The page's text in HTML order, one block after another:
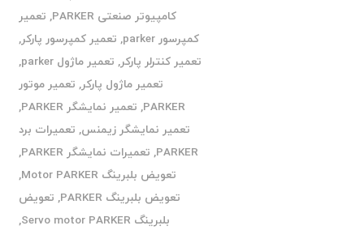
کامپیوتر صنعتی PARKER
, تعمیر
کمپرسور parker
, تعمیر کمپرسور پارکر,
تعمیر کنترلر پارکر, تعمیر ماژول parker
,
تعمیر ماژول پارکر, تعمیر موتور
PARKER
, تعمیر نمایشگر PARKER
,
تعمیر نمایشگر زیمنس, تعمیرات برد
PARKER
, تعمیرات نمایشگر PARKER
,
تعویض بلبرینگ Motor PARKER
,
تعویض بلبرینگ PARKER
, تعویض
بلبرینگ Servo motor PARKER
,